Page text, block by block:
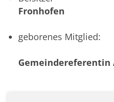
Fronhofen
geborenes Mitglied:
Gemeindereferentin